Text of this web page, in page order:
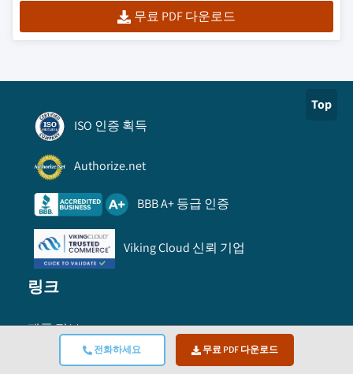
전화하세요 무료 PDF 다운로드
무료 PDF 다운로드
Top
ISO 인증 획득
Authorize.net
BBB A+ 등급 인증
Viking Cloud 신뢰 기업
링크
제품 정보